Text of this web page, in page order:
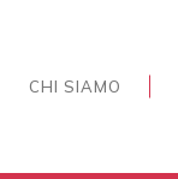
CHI SIAMO